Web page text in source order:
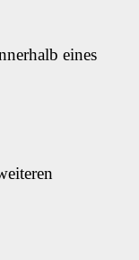
eines